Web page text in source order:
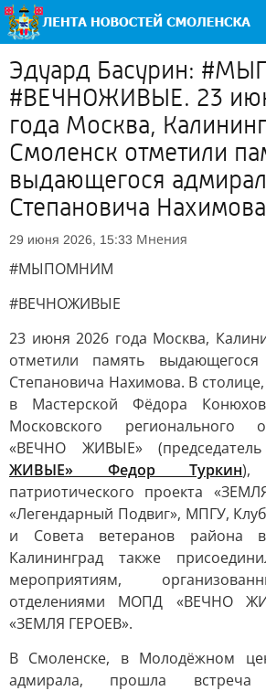
Эдуард Басурин:
#ВЕЧНОЖИВЫЕ. 23
года Москва,
Смоленск отметили
выдающегося
Степановича Нахимова
29 июня 2026, 15:33 Мнения
#МЫПОМНИМ
#ВЕЧНОЖИВЫЕ
23 июня 2026 года Москва,
отметили память
Степановича Нахимова. В
в Мастерской Фёдора
Московского регионального
«ВЕЧНО ЖИВЫЕ»
ЖИВЫЕ» Федор Туркин),
патриотического проекта
«Легендарный Подвиг», МПГУ,
и Совета ветеранов района
Калининград также
мероприятиям,
отделениями МОПД «ВЕЧНО
«ЗЕМЛЯ ГЕРОЕВ».
В Смоленске, в Молодёжном
адмирала, прошла